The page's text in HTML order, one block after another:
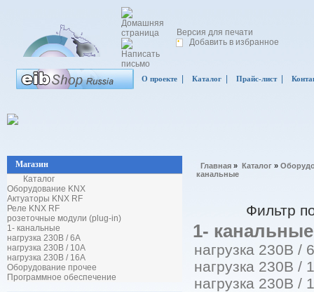
Версия для печати
Добавить в избранное
О проекте Каталог Прайс-лист|
Магазин
Каталог
Оборудование KNX
Актуаторы KNX RF
Реле KNX RF
розеточные модули (plug-in)
1- канальные
нагрузка 230В / 6А
нагрузка 230В / 10А
нагрузка 230В / 16А
Оборудование прочее
Программное обеспечение
Главная » Каталог »
канальные
Фильтр
1- канальные
нагрузка 230В /
нагрузка 230В /
нагрузка 230В /